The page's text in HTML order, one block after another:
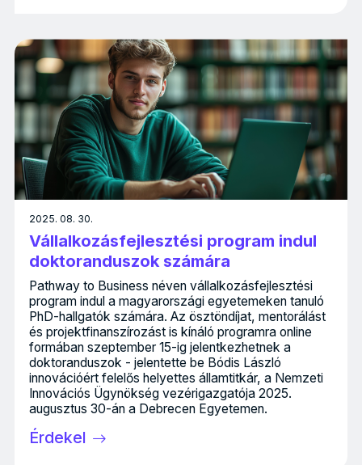
2025. 08. 30.
Vállalkozásfejlesztési program indul
doktoranduszok számára
Pathway to Business néven vállalkozásfejlesztési
program indul a magyarországi egyetemeken tanuló
PhD-hallgatók számára. Az ösztöndíjat, mentorálást
és projektfinanszírozást is kínáló programra online
formában szeptember 15-ig jelentkezhetnek a
doktoranduszok - jelentette be Bódis László
innovációért felelős helyettes államtitkár, a Nemzeti
Innovációs Ügynökség vezérigazgatója 2025.
augusztus 30-án a Debrecen Egyetemen.
Érdekel